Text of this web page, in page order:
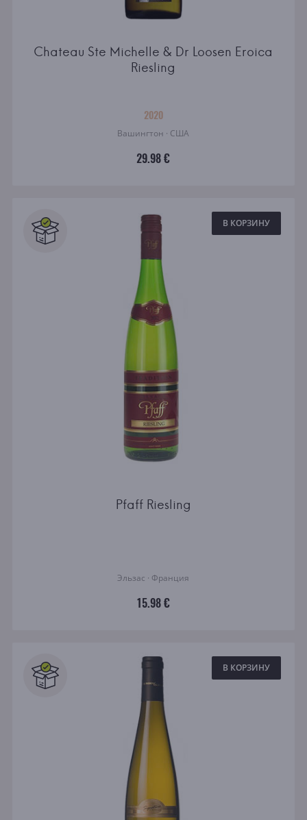
Chateau Ste Michelle & Dr Loosen Eroica
Riesling
2020
Вашингтон · США
29.98 €
В КОРЗИНУ
Pfaff Riesling
Эльзас · Франция
15.98 €
В КОРЗИНУ